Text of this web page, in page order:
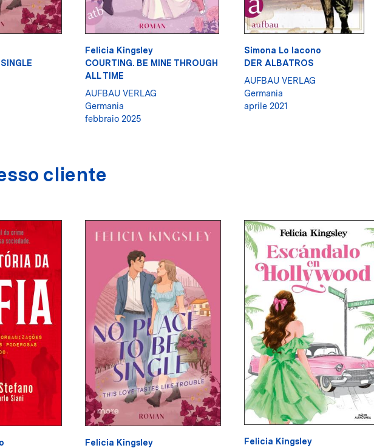
Felicia Kingsley
COURTING. BE MINE THROUGH
ALL TIME
AUFBAU VERLAG
Germania
febbraio 2025
Simona Lo Iacono
DER ALBATROS
AUFBAU VERLAG
Germania
aprile 2021
cliente
Felicia Kingsley
Felicia Kingsley